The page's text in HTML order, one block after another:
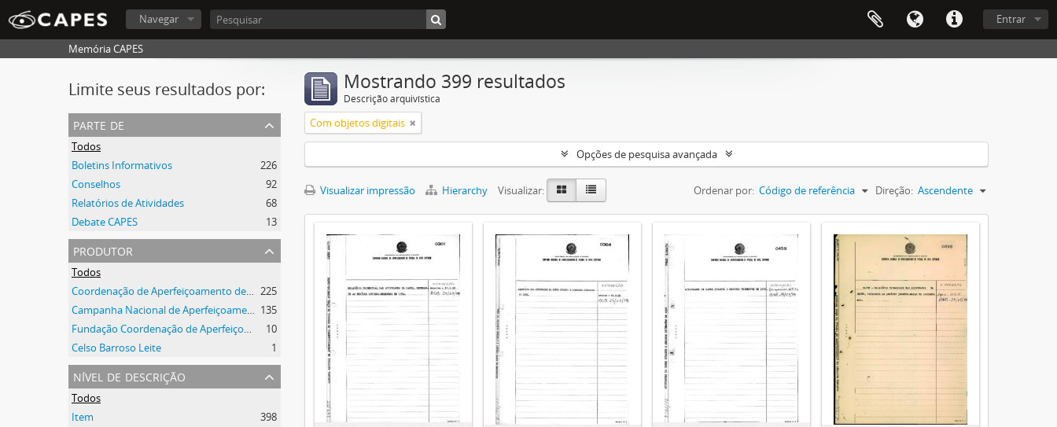
Entrar
Navegar
Memória CAPES
Limite seus resultados por:
parte de
Todos
Boletins Informativos
226
Conselhos
92
Relatórios de Atividades
68
Debate CAPES
13
produtor
Todos
Coordenação de Aperfeiçoamento de Pessoal de Nível Superior (CAPES) 225
Campanha Nacional de Aperfeiçoamento de Pessoal de Nível Superior (CAPES) 135
Fundação Coordenação de Aperfeiçoamento de Pessoal de Nível Superior (CAPES)
10
Celso Barroso Leite
1
nível de descrição
Todos
Item
398
Mostrando 399 resultados
Descrição arquivística
Com objetos digitais
Opções de pesquisa avançada
Visualizar impressão Hierarchy Visualizar: Ordenar por: Código de referência Direção: Ascendente